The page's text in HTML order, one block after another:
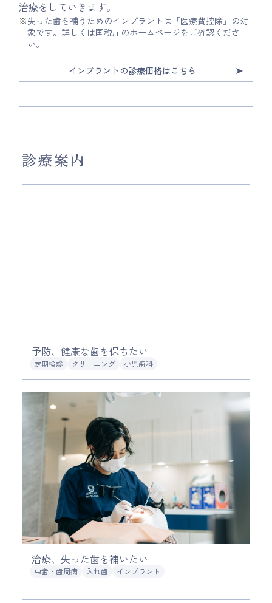
治療をしていきます。
※失った歯を補うためのインプラントは「医療費控除」の対
象です。詳しくは国税庁のホームページをご確認くださ
い。
インプラントの診療価格はこちら
診療案内
予防、健康な歯を保ちたい
定期検診 クリーニング 小児歯科
治療、失った歯を補いたい
虫歯・歯周病 入れ歯 インプラント